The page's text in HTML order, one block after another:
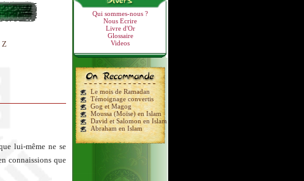
Qui sommes-nous ?
Nous Ecrire
Livre d'Or
Glossaire
Videos
Le mois de Ramadan
Témoignage convertis
Gog et Magog
Moussa (Moïse) en Islam
David et Salomon en Islam
Abraham en Islam
Z
lui-même ne se
connaissions que